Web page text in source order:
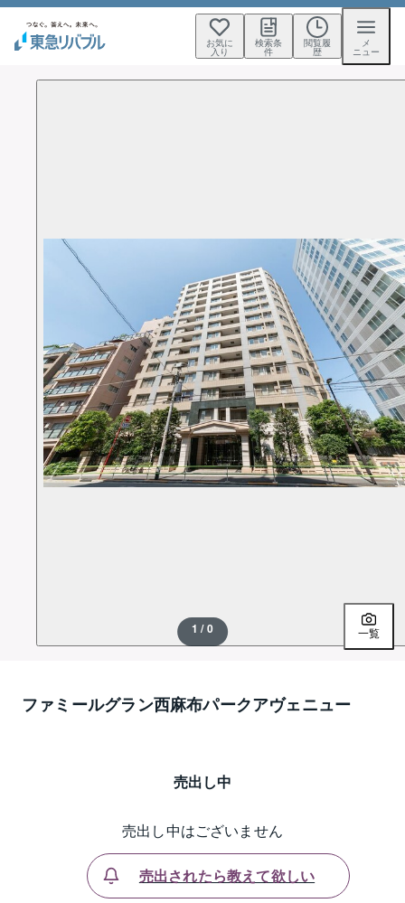
お気に
入り
検索条
件
閲覧履
歴
メ
ニュー
1 / 0 一覧
ファミールグラン西麻布パークアヴェニュー
売出し中
売出し中はございません
売出されたら教えて欲しい